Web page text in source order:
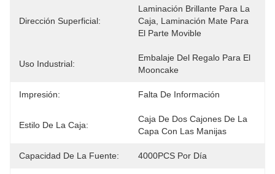
Dirección Superficial:
Laminación Brillante Para La
Caja, Laminación Mate Para
El Parte Movible
Uso Industrial:
Embalaje Del Regalo Para El
Mooncake
Impresión: Falta De Información
Estilo De La Caja:
Caja De Dos Cajones De La
Capa Con Las Manijas
Capacidad De La Fuente: 4000PCS Por Día